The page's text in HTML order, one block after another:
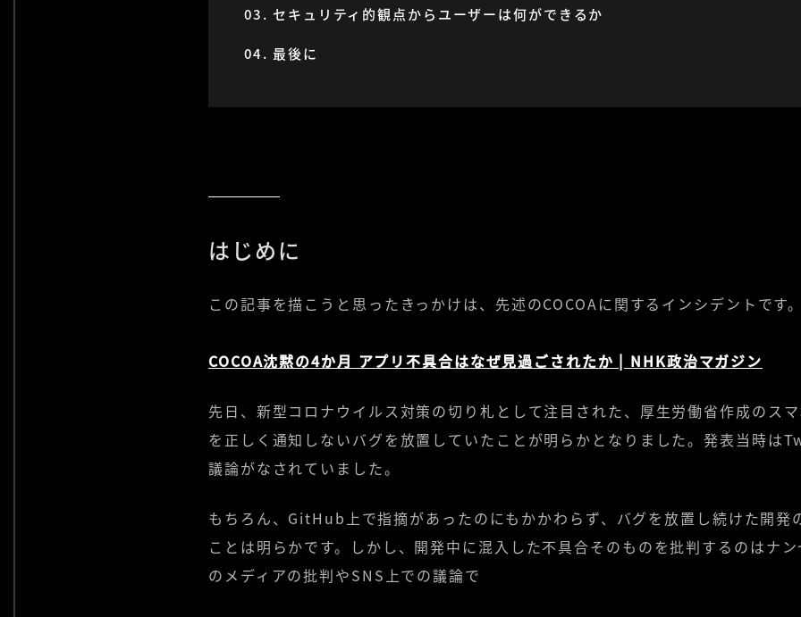
セキュリティ的観点からユーザーは何ができるか
最後に
はじめに
この記事を描こうと思ったきっかけは、先述のCOCOAに関するインシデントです
COCOA沈黙の4か月 アプリ不具合はなぜ見過ごされたか | NHK政治マガジン
先日、新型コロナウイルス対策の切り札として注目された、厚生労働省作成のス
を正しく通知しないバグを放置していたことが明らかとなりました。発表当時は
議論がなされていました。
もちろん、GitHub上で指摘があったのにもかかわらず、バグを放置し続けた開発
ことは明らかです。しかし、開発中に混入した不具合そのものを批判するのはナ
のメディアの批判やSNS上での議論で